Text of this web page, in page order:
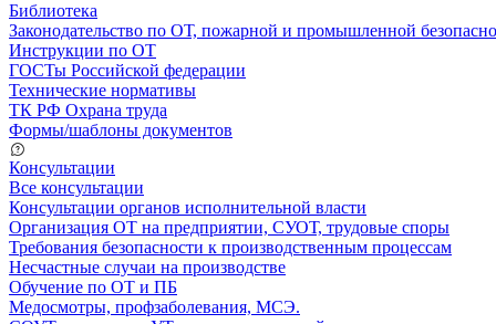
Библиотека
Законодательство по ОТ, пожарной и промышленной
Инструкции по ОТ
ГОСТы Российской федерации
Технические нормативы
ТК РФ Охрана труда
Формы/шаблоны документов
Консультации
Все консультации
Консультации органов исполнительной власти
Организация ОТ на предприятии, СУОТ, трудовые споры
Требования безопасности к производственным процессам
Несчастные случаи на производстве
Обучение по ОТ и ПБ
Медосмотры, профзаболевания, МСЭ.